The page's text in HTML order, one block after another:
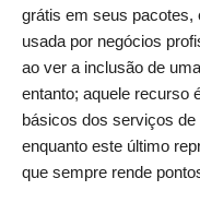
grátis em seus pacotes,
usada por negócios
ao ver a inclusão de uma
entanto; aquele recurso
básicos dos serviços
enquanto este último
que sempre rende